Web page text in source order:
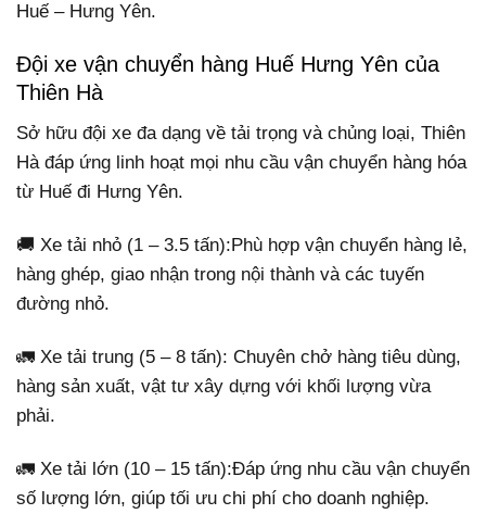
Huế – Hưng Yên.
Đội xe vận chuyển hàng Huế Hưng Yên của
Thiên Hà
Sở hữu đội xe đa dạng về tải trọng và chủng loại, Thiên
Hà đáp ứng linh hoạt mọi nhu cầu vận chuyển hàng hóa
từ Huế đi Hưng Yên.
🚚 Xe tải nhỏ (1 – 3.5 tấn):Phù hợp vận chuyển hàng lẻ,
hàng ghép, giao nhận trong nội thành và các tuyến
đường nhỏ.
🚛 Xe tải trung (5 – 8 tấn): Chuyên chở hàng tiêu dùng,
hàng sản xuất, vật tư xây dựng với khối lượng vừa
phải.
🚛 Xe tải lớn (10 – 15 tấn):Đáp ứng nhu cầu vận chuyển
số lượng lớn, giúp tối ưu chi phí cho doanh nghiệp.